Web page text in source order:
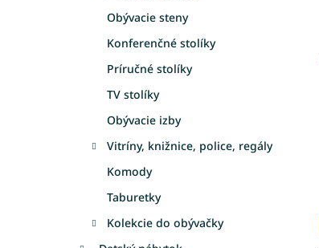
Obývacie steny
Konferenčné stolíky
Príručné stolíky
TV stolíky
Obývacie izby
Vitríny, knižnice, police, regály
Komody
Taburetky
Kolekcie do obývačky